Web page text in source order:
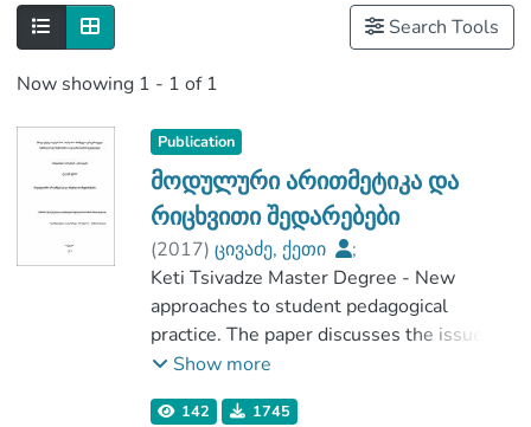
Search Tools
Now showing 1 - 1 of 1
Publication
მოდულური არითმეტიკა და
რიცხვითი შედარებები
(2017) ცივაძე, ქეთი
;
ჭუმბურიძე, გივი
;
ჰუმანიტარულ მეცნიერებათა და
განათლების ფაკულტეტი
;
ტბელ აბუსერისძის სახელობის
Keti Tsivadze Master Degree - New
approaches to student pedagogical
practice. The paper discusses the issues of
teaching and analyzing the numerical
comparisons in the initial, basic and
Show more
142 1745